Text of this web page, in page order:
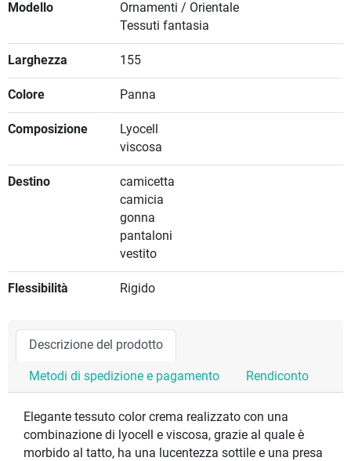
Modello
Ornamenti / Orientale
Tessuti fantasia
Larghezza 155
Colore Panna
Composizione
Lyocell
viscosa
Destino
camicetta
camicia
gonna
pantaloni
vestito
Flessibilità Rigido
Descrizione del prodotto
Metodi di spedizione e pagamento Rendiconto
Elegante tessuto color crema realizzato con una
combinazione di lyocell e viscosa, grazie al quale è
morbido al tatto, ha una lucentezza sottile e una presa